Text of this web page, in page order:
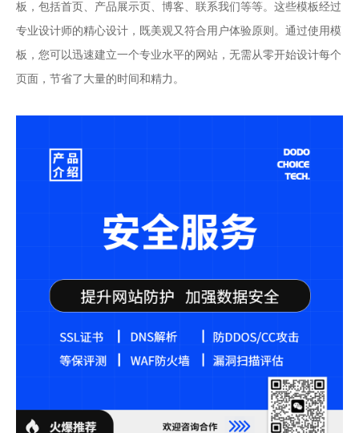
板，包括首页、产品展示页、博客、联系我们等等。这些模板经过
专业设计师的精心设计，既美观又符合用户体验原则。通过使用模
板，您可以迅速建立一个专业水平的网站，无需从零开始设计每个
页面，节省了大量的时间和精力。